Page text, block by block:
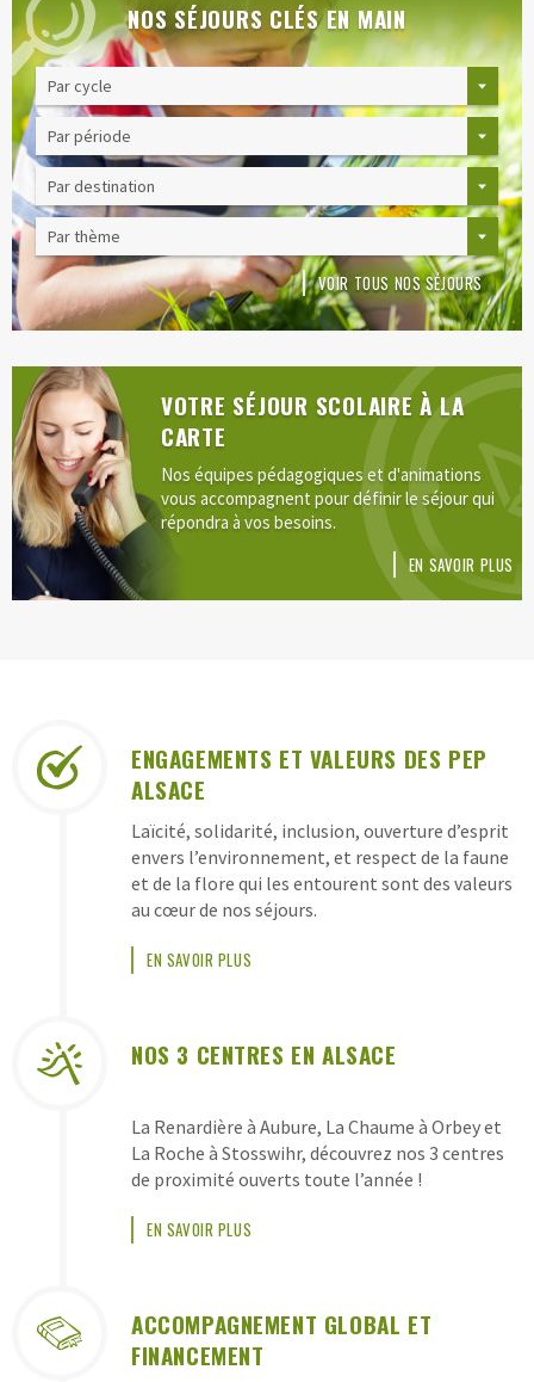
NOS SÉJOURS CLÉS EN MAIN
VOIR TOUS NOS SÉJOURS
VOTRE SÉJOUR SCOLAIRE À LA
CARTE
Nos équipes pédagogiques et d'animations
vous accompagnent pour définir le séjour qui
répondra à vos besoins.
EN SAVOIR PLUS
GARANTIES
DÉCOUVERTES
ENGAGEMENTS ET VALEURS DES PEP
ALSACE
Laïcité, solidarité, inclusion, ouverture d’esprit
envers l’environnement, et respect de la faune
et de la flore qui les entourent sont des valeurs
au cœur de nos séjours.
EN SAVOIR PLUS
NOS 3 CENTRES EN ALSACE
La Renardière à Aubure, La Chaume à Orbey et
La Roche à Stosswihr, découvrez nos 3 centres
de proximité ouverts toute l’année !
EN SAVOIR PLUS
ACCOMPAGNEMENT GLOBAL ET
FINANCEMENT